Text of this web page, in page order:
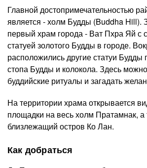
Главной достопримечательностью
является - холм Будды (Buddha Hill).
первый храм города - Ват Пхра Яй с
статуей золотого Будды в городе.
расположились другие статуи Будды
стопа Будды и колокола. Здесь
буддийские ритуалы и загадать
На территории храма открывается
площадки на весь холм Пратамнак, а
близлежащий остров Ко Лан.
Как добраться